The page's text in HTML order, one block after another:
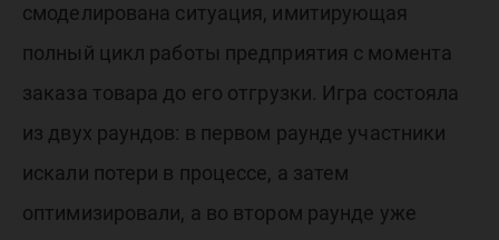
смоделирована ситуация, имитирующая
полный цикл работы предприятия с момента
заказа товара до его отгрузки. Игра состояла
из двух раундов: в первом раунде участники
искали потери в процессе, а затем
оптимизировали, а во втором раунде уже